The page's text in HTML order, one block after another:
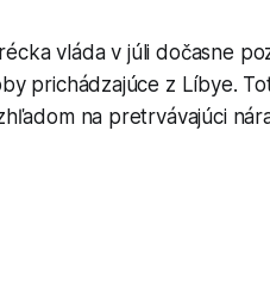
vláda v júli dočasne
prichádzajúce z Líbye.
na pretrvávajúci